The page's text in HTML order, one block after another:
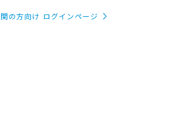
の方向け ログインページ